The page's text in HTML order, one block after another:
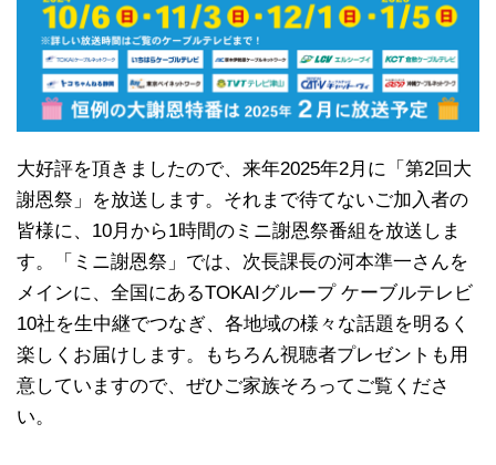
大好評を頂きましたので、来年2025年2月に「第2回大
謝恩祭」を放送します。それまで待てないご加入者の
皆様に、10月から1時間のミニ謝恩祭番組を放送しま
す。「ミニ謝恩祭」では、次長課長の河本準一さんを
メインに、全国にあるTOKAIグループ ケーブルテレビ
10社を生中継でつなぎ、各地域の様々な話題を明るく
楽しくお届けします。もちろん視聴者プレゼントも用
意していますので、ぜひご家族そろってご覧くださ
い。